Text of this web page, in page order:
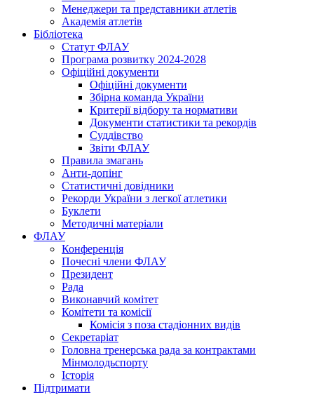
Менеджери та представники атлетів
Академія атлетів
Бібліотека
Статут ФЛАУ
Програма розвитку 2024-2028
Офіційні документи
Офіційні документи
Збірна команда України
Критерії відбору та нормативи
Документи статистики та рекордів
Суддівство
Звіти ФЛАУ
Правила змагань
Анти-допінг
Статистичні довідники
Рекорди України з легкої атлетики
Буклети
Методичні матеріали
ФЛАУ
Конференція
Почесні члени ФЛАУ
Президент
Рада
Виконавчий комітет
Комітети та комісії
Комісія з поза стадіонних видів
Секретаріат
Головна тренерська рада за контрактами
Мінмолодьспорту
Історія
Підтримати